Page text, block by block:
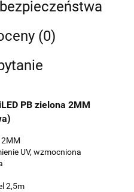
(0)
PB zielona 2MM
UV, wzmocniona
2,5m